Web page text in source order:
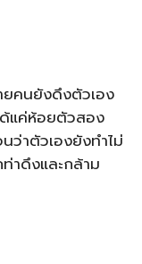
คนยังดึงตัวเอง
แค่ห้อยตัวสอง
ว่าตัวเองยังทำไม่
าดึงและกล้าม